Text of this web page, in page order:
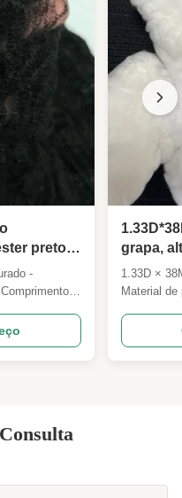
preto
-
Indefinido
grapa,
prima
1.33D ×
Material
máscaras
produto A
de